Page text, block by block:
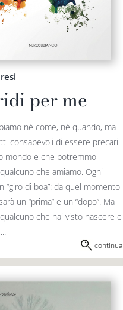
per me
né come, né quando, ma
consapevoli di essere precari
mondo e che potremmo
che amiamo. Ogni
“giro di boa”: da quel momento
un “prima” e un “dopo”. Ma
che hai visto nascere e
continua